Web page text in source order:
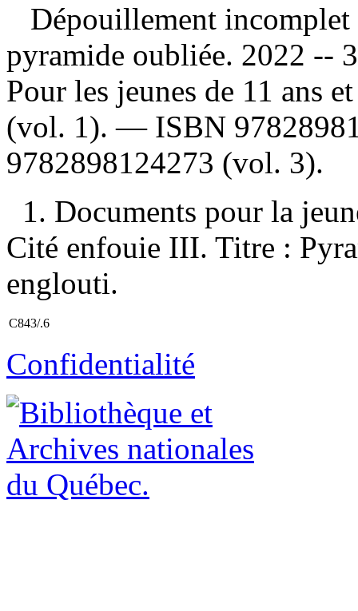
Dépouillement
pyramide oubliée. 2022 --
Pour les jeunes de 11 ans
(vol. 1). — ISBN
9782898124273 (vol. 3).
1. Documents pour la
Cité enfouie III. Titre :
englouti.
C843/.6
Confidentialité